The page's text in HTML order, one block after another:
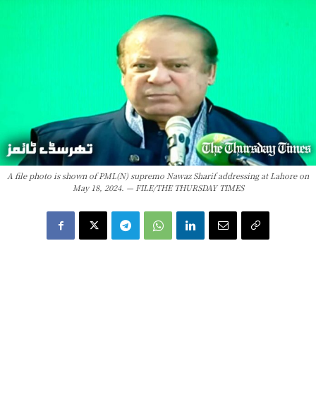
A file photo is shown of PML(N) supremo Nawaz Sharif addressing at Lahore on
May 18, 2024. — FILE/THE THURSDAY TIMES